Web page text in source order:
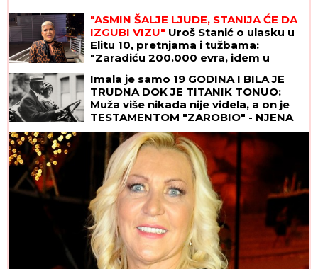
"ASMIN ŠALJE LJUDE, STANIJA ĆE DA
IZGUBI VIZU" Uroš Stanić o ulasku u
Elitu 10, pretnjama i tužbama:
"Zaradiću 200.000 evra, idem u
Imala je samo 19 GODINA I BILA JE
TRUDNA DOK JE TITANIK TONUO:
Muža više nikada nije videla, a on je
TESTAMENTOM "ZAROBIO" - NJENA
TAJNA i danas ledi krv u žilama